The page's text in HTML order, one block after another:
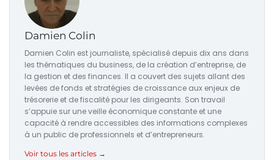
Damien Colin
Damien Colin est journaliste, spécialisé depuis dix ans dans
les thématiques du business, de la création d’entreprise, de
la gestion et des finances. Il a couvert des sujets allant des
levées de fonds et stratégies de croissance aux enjeux de
trésorerie et de fiscalité pour les dirigeants. Son travail
s’appuie sur une veille économique constante et une
capacité à rendre accessibles des informations complexes
à un public de professionnels et d’entrepreneurs.
Voir tous les articles →